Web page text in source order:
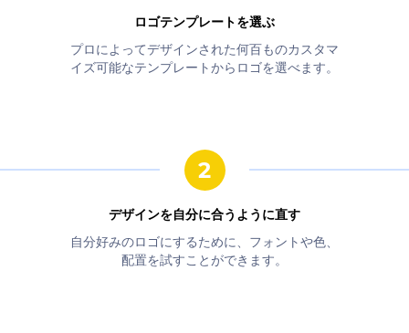
ロゴテンプレートを選ぶ
プロによってデザインされた何百ものカスタマ
イズ可能なテンプレートからロゴを選べます。
デザインを自分に合うように直す
自分好みのロゴにするために、フォントや色、
配置を試すことができます。